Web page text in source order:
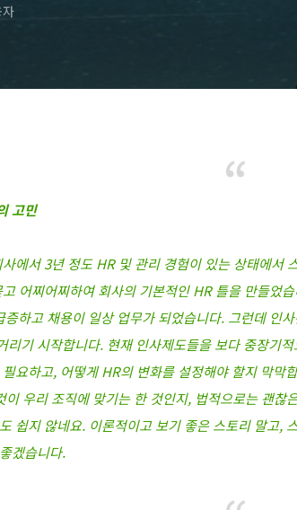
고민
에서 3년 정도 HR 및 관리 경험이 있는 상태에서
어찌어찌하여 회사의 기본적인 HR 틀을 만들었
하고 채용이 일상 업무가 되었습니다. 그런데 인
리기 시작합니다. 현재 인사제도들을 보다 중장기
요하고, 어떻게 HR의 변화를 설정해야 할지 막막
이 우리 조직에 맞기는 한 것인지, 법적으로는 괜
쉽지 않네요. 이론적이고 보기 좋은 스토리 말고,
겠습니다.